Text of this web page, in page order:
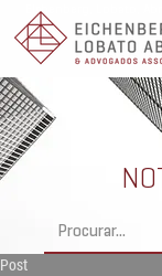
Eichenberg, Lobato,
Post